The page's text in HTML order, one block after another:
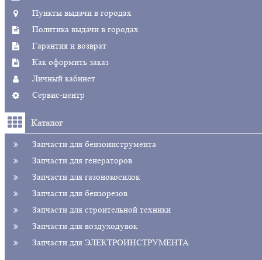
Пункты выдачи в городах
Политика выдачи в городах
Гарантия и возврат
Как оформить заказ
Личный кабинет
Сервис-центр
Каталог
Запчасти для бензоинструмента
Запчасти для генераторов
Запчасти для газонокосилок
Запчасти для бензорезов
Запчасти для строительной техники
Запчасти для воздуходувок
Запчасти для ЭЛЕКТРОИНСТРУМЕНТА